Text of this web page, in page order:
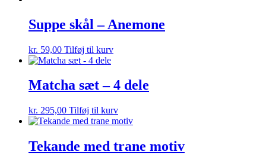
Suppe skål – Anemone
kr. 59,00 Tilføj til kurv
Matcha sæt – 4 dele
kr. 295,00 Tilføj til kurv
Tekande med trane motiv